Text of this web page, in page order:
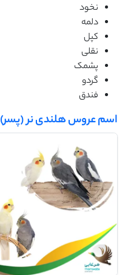
نخود
دلمه
کپل
نقلی
پشمک
گردو
فندق
اسم عروس هلندی نر (پسر)